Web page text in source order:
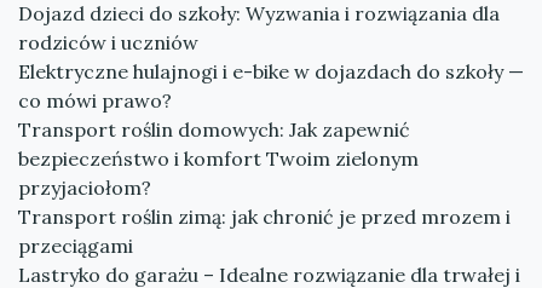
Dojazd dzieci do szkoły: Wyzwania i rozwiązania dla
rodziców i uczniów
Elektryczne hulajnogi i e-bike w dojazdach do szkoły —
co mówi prawo?
Transport roślin domowych: Jak zapewnić
bezpieczeństwo i komfort Twoim zielonym
przyjaciołom?
Transport roślin zimą: jak chronić je przed mrozem i
przeciągami
Lastryko do garażu – Idealne rozwiązanie dla trwałej i